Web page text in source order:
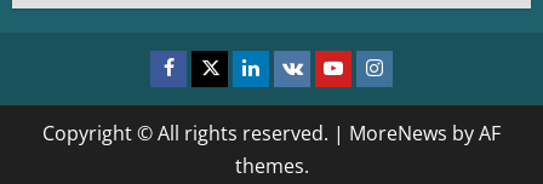
Facebook
TwitterLinkedin
VK YoutubeInstagram
Copyright © All rights reserved. | MoreNews by AF
themes.